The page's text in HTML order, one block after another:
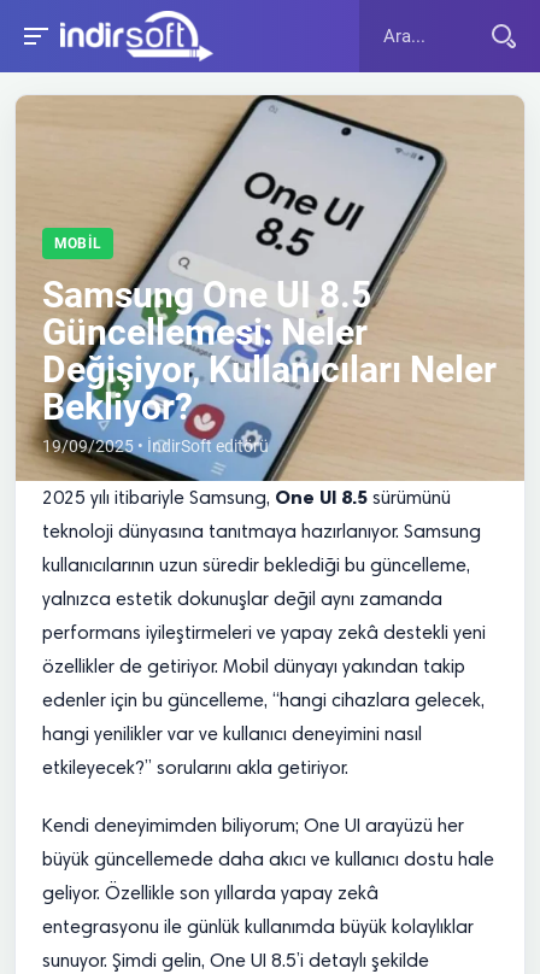
MOBIL
Samsung One UI 8.5
Güncellemesi: Neler
Değişiyor, Kullanıcıları Neler
Bekliyor?
19/09/2025 • İndirSoft editörü
2025 yılı itibariyle Samsung, One UI 8.5 sürümünü
teknoloji dünyasına tanıtmaya hazırlanıyor. Samsung
kullanıcılarının uzun süredir beklediği bu güncelleme,
yalnızca estetik dokunuşlar değil aynı zamanda
performans iyileştirmeleri ve yapay zekâ destekli yeni
özellikler de getiriyor. Mobil dünyayı yakından takip
edenler için bu güncelleme, “hangi cihazlara gelecek,
hangi yenilikler var ve kullanıcı deneyimini nasıl
etkileyecek?” sorularını akla getiriyor.
Kendi deneyimimden biliyorum; One UI arayüzü her
büyük güncellemede daha akıcı ve kullanıcı dostu hale
geliyor. Özellikle son yıllarda yapay zekâ
entegrasyonu ile günlük kullanımda büyük kolaylıklar
sunuyor. Şimdi gelin, One UI 8.5’i detaylı şekilde